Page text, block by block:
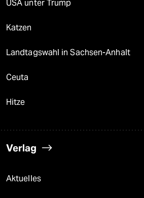
USA unter Trump
Katzen
Landtagswahl in Sachsen-Anhalt
Ceuta
Hitze
Verlag
Aktuelles